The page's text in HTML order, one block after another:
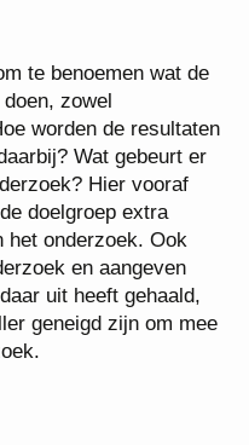
te benoemen wat de
zowel
worden de resultaten
Wat gebeurt er
Hier vooraf
doelgroep extra
het onderzoek. Ook
en aangeven
uit heeft gehaald,
geneigd zijn om mee